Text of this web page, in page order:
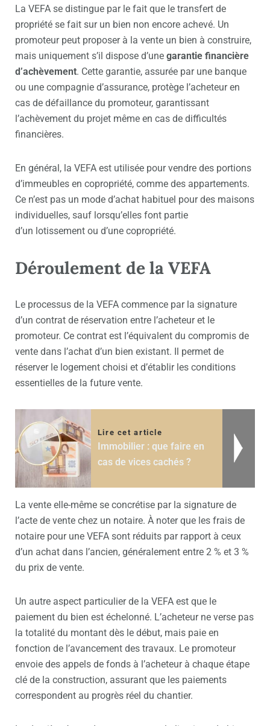
La VEFA se distingue par le fait que le transfert de
propriété se fait sur un bien non encore achevé. Un
promoteur peut proposer à la vente un bien à construire,
mais uniquement s’il dispose d’une garantie financière
d’achèvement. Cette garantie, assurée par une banque
ou une compagnie d’assurance, protège l’acheteur en
cas de défaillance du promoteur, garantissant
l’achèvement du projet même en cas de difficultés
financières.
En général, la VEFA est utilisée pour vendre des portions
d’immeubles en copropriété, comme des appartements.
Ce n’est pas un mode d’achat habituel pour des maisons
individuelles, sauf lorsqu’elles font partie
d’un lotissement ou d’une copropriété.
Déroulement de la VEFA
Le processus de la VEFA commence par la signature
d’un contrat de réservation entre l’acheteur et le
promoteur. Ce contrat est l’équivalent du compromis de
vente dans l’achat d’un bien existant. Il permet de
réserver le logement choisi et d’établir les conditions
essentielles de la future vente.
Lire cet article
Immobilier : que faire en
cas de vices cachés ?
La vente elle-même se concrétise par la signature de
l’acte de vente chez un notaire. À noter que les frais de
notaire pour une VEFA sont réduits par rapport à ceux
d’un achat dans l’ancien, généralement entre 2 % et 3 %
du prix de vente.
Un autre aspect particulier de la VEFA est que le
paiement du bien est échelonné. L’acheteur ne verse pas
la totalité du montant dès le début, mais paie en
fonction de l’avancement des travaux. Le promoteur
envoie des appels de fonds à l’acheteur à chaque étape
clé de la construction, assurant que les paiements
correspondent au progrès réel du chantier.